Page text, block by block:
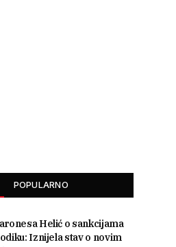
POPULARNO
Helić o sankcijama
Iznijela stav o novim